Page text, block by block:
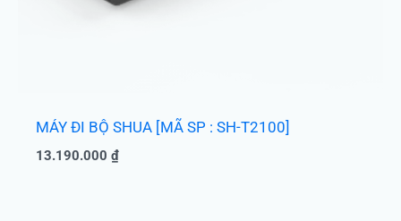
MÁY ĐI BỘ SHUA [MÃ SP : SH-T2100]
13.190.000₫